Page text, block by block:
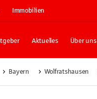
Immobilien
Aktuelles Über uns
Bayern Wolfratshausen